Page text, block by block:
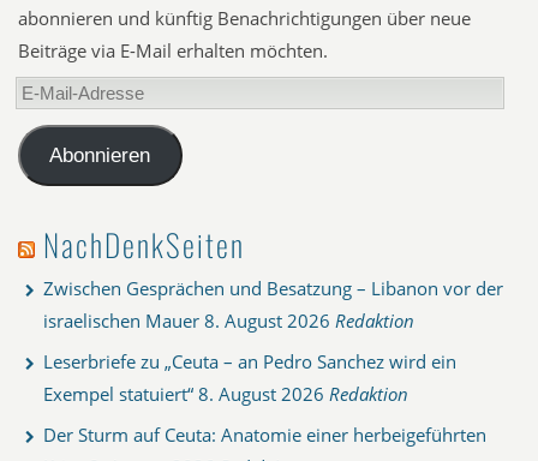
abonnieren und künftig Benachrichtigungen über neue
Beiträge via E-Mail erhalten möchten.
E-
Mail-
AdresseAbonnieren
NachDenkSeiten
Zwischen Gesprächen und Besatzung – Libanon vor der
israelischen Mauer 8. August 2026 Redaktion
Leserbriefe zu „Ceuta – an Pedro Sanchez wird ein
Exempel statuiert“ 8. August 2026 Redaktion
Der Sturm auf Ceuta: Anatomie einer herbeigeführten